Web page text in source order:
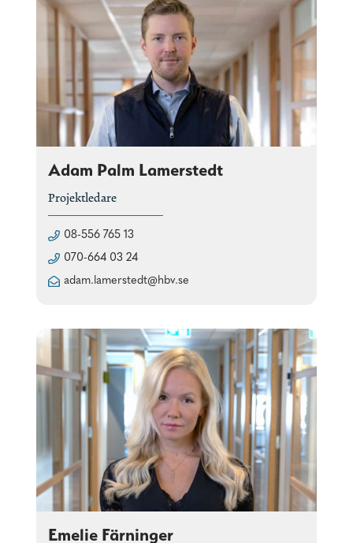
Adam Palm Lamerstedt
Projektledare
08-556 765 13
070-664 03 24
adam.lamerstedt@hbv.se
Emelie Färninger